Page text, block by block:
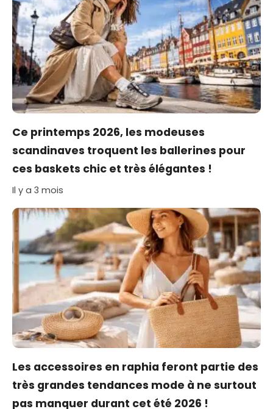
Ce printemps 2026, les modeuses
scandinaves troquent les ballerines pour
ces baskets chic et très élégantes !
Il y a 3 mois
Les accessoires en raphia feront partie des
très grandes tendances mode à ne surtout
pas manquer durant cet été 2026 !